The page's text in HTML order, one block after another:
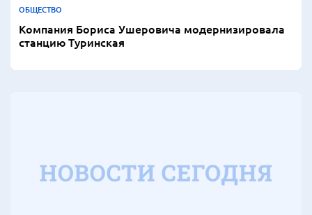
ОБЩЕСТВО
Компания Бориса Ушеровича модернизировала
станцию Туринская